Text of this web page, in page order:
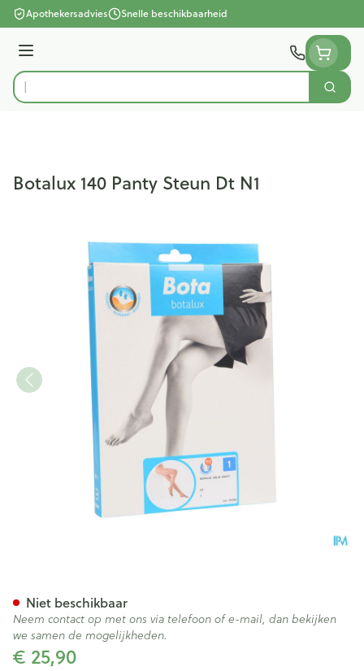
Ga naar de inhoud
Apothekersadvies Snelle beschikbaarheid
Menu
Product, merk, categorie...
Zoek
Botalux 140 Panty Steun Dt N1
€ 25,90
Niet beschikbaar
Neem contact op met ons via telefoon of e-mail, dan bekijken
we samen de mogelijkheden.